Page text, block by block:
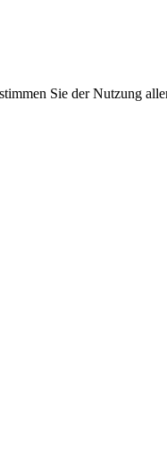
Sie der Nutzung